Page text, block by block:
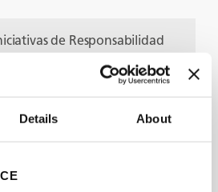
Details About
de Responsabilidad
Sra. Viyailaxmi Poddar,
BKT, y el Sr. Rajiv
Adjunto de BKT, este